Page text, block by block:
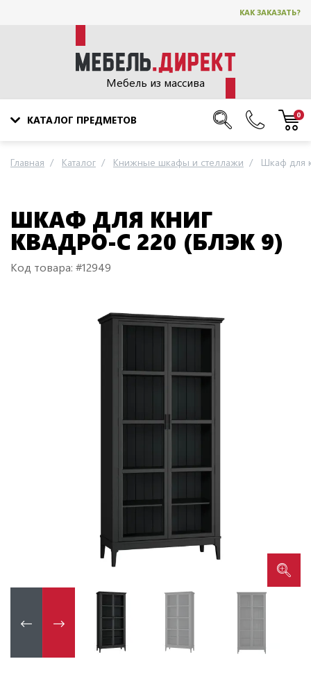
КАК ЗАКАЗАТЬ?
Мебель из массива
КАТАЛОГ ПРЕДМЕТОВ 0
Главная Каталог Книжные шкафы и стеллажи Шкаф для
ШКАФ ДЛЯ КНИГ
КВАДРО-С 220 (БЛЭК 9)
Код товара: #12949